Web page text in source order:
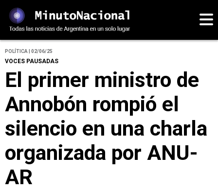
POLÍTICA | 02/06/25
VOCES PAUSADAS
El primer ministro de
Annobón rompió el
silencio en una charla
organizada por ANU-
AR